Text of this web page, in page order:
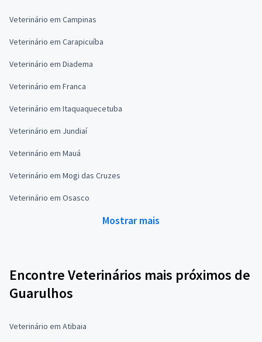
Veterinário em Campinas
Veterinário em Carapicuíba
Veterinário em Diadema
Veterinário em Franca
Veterinário em Itaquaquecetuba
Veterinário em Jundiaí
Veterinário em Mauá
Veterinário em Mogi das Cruzes
Veterinário em Osasco
Mostrar mais
Encontre Veterinários mais próximos de
Guarulhos
Veterinário em Atibaia